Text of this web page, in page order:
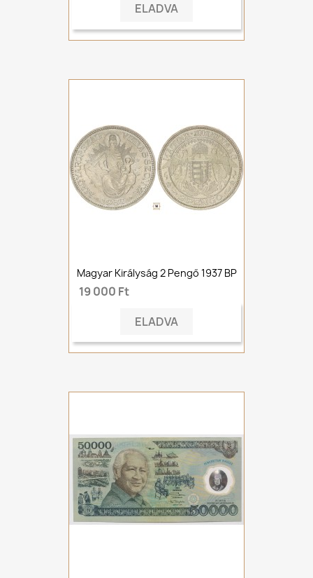
ELADVA
Magyar Királyság 2 Pengő 1937 BP
19 000 Ft
ELADVA